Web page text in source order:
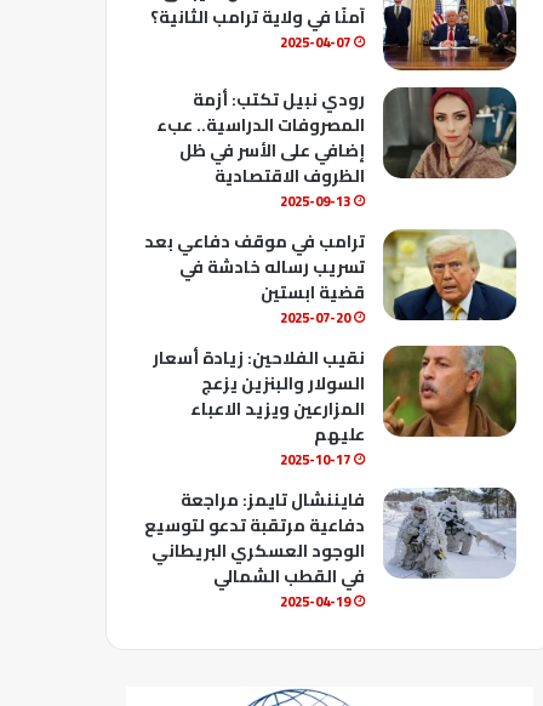
b
e
آمنًا في ولاية ترامب الثانية؟
2025-04-07
رودي نبيل تكتب: أزمة
المصروفات الدراسية.. عبء
إضافي على الأسر في ظل
الظروف الاقتصادية
2025-09-13
ترامب في موقف دفاعي بعد
تسريب رساله خادشة في
قضية ابستين
2025-07-20
نقيب الفلاحين: زيادة أسعار
السولار والبنزين يزعج
المزارعين ويزيد الاعباء
عليهم
2025-10-17
فايننشال تايمز: مراجعة
دفاعية مرتقبة تدعو لتوسيع
الوجود العسكري البريطاني
في القطب الشمالي
2025-04-19